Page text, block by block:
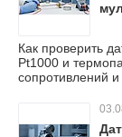
Как проверить
Pt1000 и
сопротивлений и